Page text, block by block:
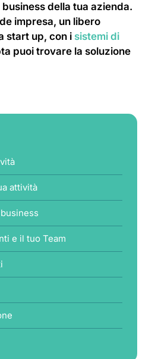
della tua azienda.
impresa, un libero
start up, con i sistemi di
puoi trovare la soluzione
attività
e il tuo Team